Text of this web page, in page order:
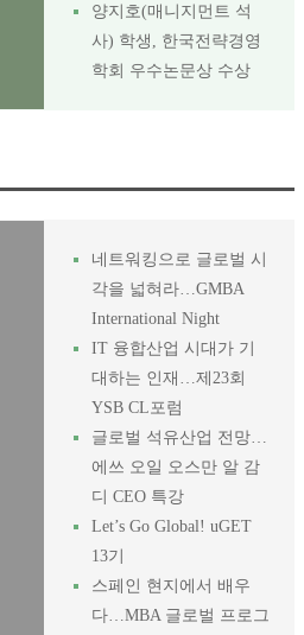
양지호(매니지먼트 석
사) 학생, 한국전략경영
학회 우수논문상 수상
네트워킹으로 글로벌 시
각을 넓혀라…GMBA
International Night
IT 융합산업 시대가 기
대하는 인재…제23회
YSB CL포럼
글로벌 석유산업 전망…
에쓰 오일 오스만 알 감
디 CEO 특강
Let’s Go Global! uGET
13기
스페인 현지에서 배우
다…MBA 글로벌 프로그